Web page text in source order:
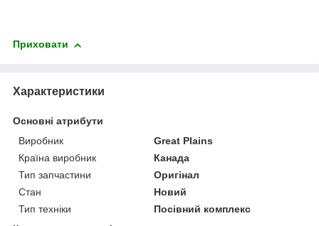
Приховати
Характеристики
Основні атрибути
Виробник
Great Plains
Країна виробник
Канада
Тип запчастини
Оригінал
Стан
Новий
Тип техніки
Посівний комплекс